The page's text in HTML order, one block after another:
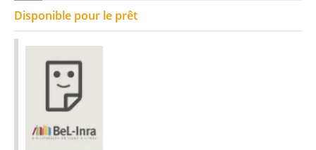
Disponible pour le prêt